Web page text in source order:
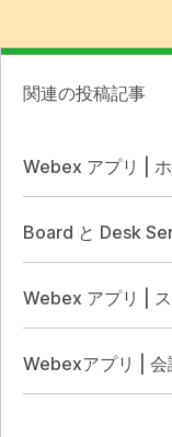
関連の投稿記事
Webex アプリ |
Board と Desk
Webex アプリ |
Webexアプリ | 会